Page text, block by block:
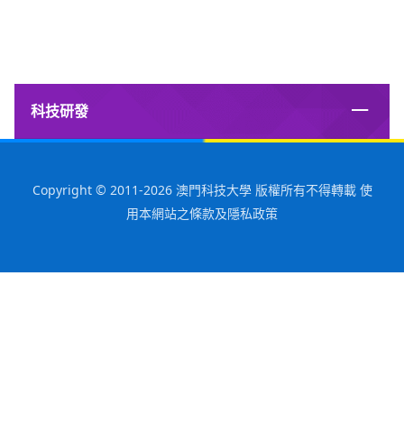
科技研發
Copyright © 2011-2026 澳門科技大學 版權所有不得轉載 使
用本網站之條款及隱私政策